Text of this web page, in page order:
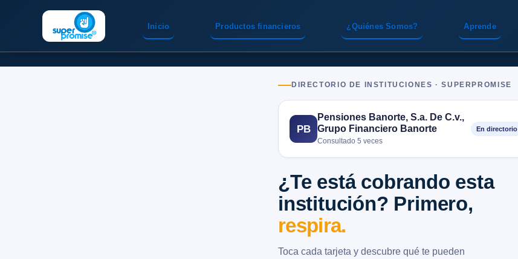
Inicio Productos financieros ¿Quiénes Somos? Aprende
DIRECTORIO DE INSTITUCIONES · SUPERPROMISE
PB
Pensiones Banorte, S.a. De C.v.,
Grupo Financiero Banorte
Consultado 5 veces
En directorio
¿Te está cobrando esta
institución? Primero,
respira.
Toca cada tarjeta y descubre qué te pueden